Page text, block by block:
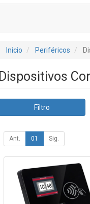
Inicio Periféricos
Dispositivos
Filtro
Ant. 01 Sig.